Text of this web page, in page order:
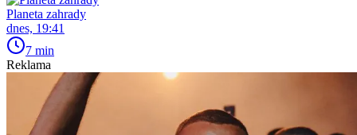
Planeta zahrady
dnes, 19:41
7 min
Reklama